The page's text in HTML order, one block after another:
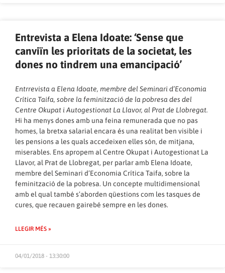
Entrevista a Elena Idoate: ‘Sense que
canviïn les prioritats de la societat, les
dones no tindrem una emancipació’
Entrrevista a Elena Idoate, membre del Seminari d’Economia
Crítica Taifa, sobre la feminització de la pobresa des del
Centre Okupat i Autogestionat La Llavor, al Prat de Llobregat.
Hi ha menys dones amb una feina remunerada que no pas
homes, la bretxa salarial encara és una realitat ben visible i
les pensions a les quals accedeixen elles són, de mitjana,
miserables. Ens apropem al Centre Okupat i Autogestionat La
Llavor, al Prat de Llobregat, per parlar amb Elena Idoate,
membre del Seminari d’Economia Crítica Taifa, sobre la
feminització de la pobresa. Un concepte multidimensional
amb el qual també s’aborden qüestions com les tasques de
cures, que recauen gairebé sempre en les dones.
LLEGIR MÉS »
04/01/2018 - 13:30:00